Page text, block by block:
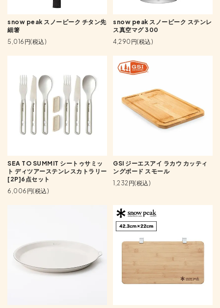
snow peak スノーピーク チタン先
細箸
5,016円(税込)
snow peak スノーピーク ステンレ
ス真空マグ 300
4,290円(税込)
SEA TO SUMMIT シートゥサミッ
ト ディツアーステンレスカトラリー
[2P]6点セット
6,006円(税込)
GSI ジーエスアイ ラカウ カッティ
ングボード スモール
1,232円(税込)